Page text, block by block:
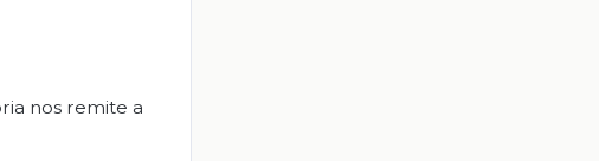
nos remite a